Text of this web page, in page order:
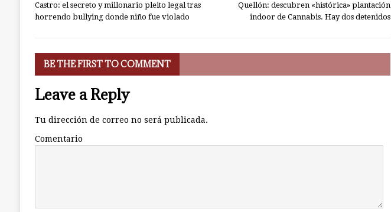
Castro: el secreto y millonario pleito legal tras
horrendo bullying donde niño fue violado
Quellón: descubren «histórica» plantación
indoor de Cannabis. Hay dos detenidos
BE THE FIRST TO COMMENT
Leave a Reply
Tu dirección de correo no será publicada.
Comentario